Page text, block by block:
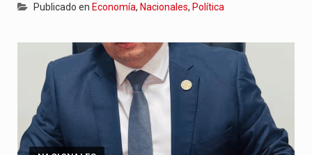
Publicado en Economía, Nacionales, Política